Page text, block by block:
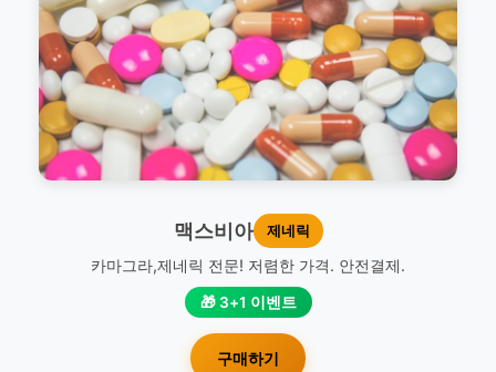
맥스비아 제네릭
카마그라,제네릭 전문! 저렴한 가격. 안전결제.
🎁 3+1 이벤트
구매하기